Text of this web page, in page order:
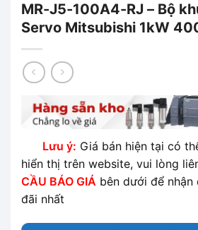
MR-J5-100A4-RJ – Bộ
Servo Mitsubishi 1kW
Lưu ý: Giá bán hiện tại có
hiển thị trên website, vui lòng
CẦU BÁO GIÁ bên dưới để
đãi nhất